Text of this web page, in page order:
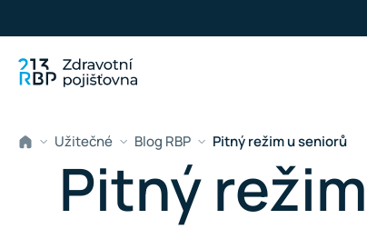
Užitečné Blog RBP Pitný režim u seniorů
Pitný